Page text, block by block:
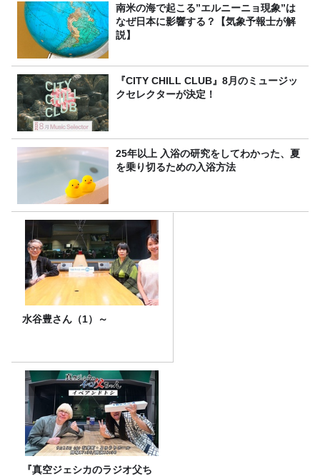
南米の海で起こる”エルニーニョ現象”は
なぜ日本に影響する？【気象予報士が解
説】
『CITY CHILL CLUB』8月のミュージッ
クセレクターが決定！
25年以上 入浴の研究をしてわかった、夏
を乗り切るための入浴方法
水谷豊さん（1）～
『真空ジェシカのラジオ父ち